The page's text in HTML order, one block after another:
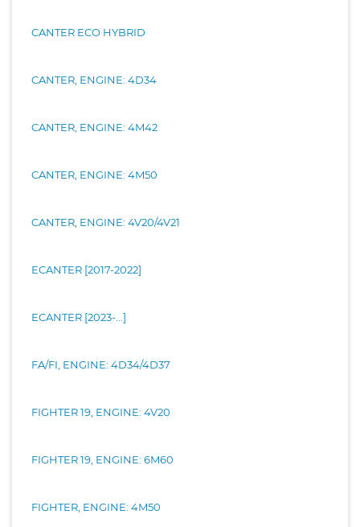
CANTER ECO HYBRID
CANTER, ENGINE: 4D34
CANTER, ENGINE: 4M42
CANTER, ENGINE: 4M50
CANTER, ENGINE: 4V20/4V21
ECANTER [2017-2022]
ECANTER [2023-...]
FA/FI, ENGINE: 4D34/4D37
FIGHTER 19, ENGINE: 4V20
FIGHTER 19, ENGINE: 6M60
FIGHTER, ENGINE: 4M50